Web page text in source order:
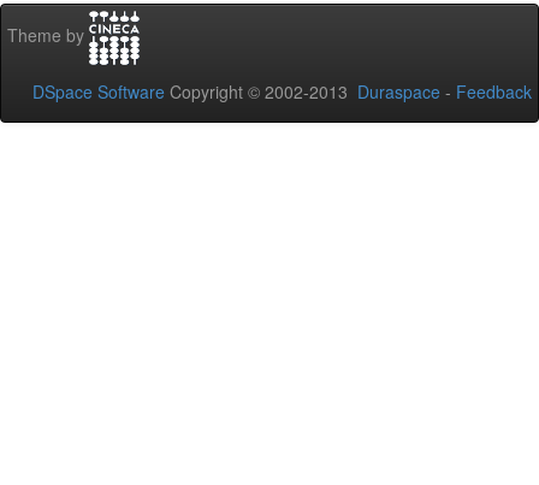
Theme by
DSpace Software Copyright © 2002-2013 Duraspace - Feedback